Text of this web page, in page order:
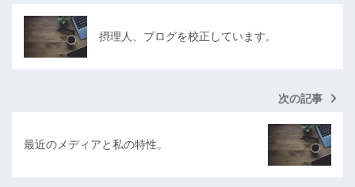
摂理人、ブログを校正しています。
次の記事
最近のメディアと私の特性。